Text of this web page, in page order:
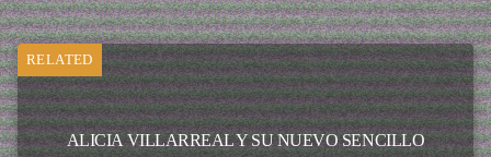
RELATED
ALICIA VILLARREAL Y SU NUEVO SENCILLO